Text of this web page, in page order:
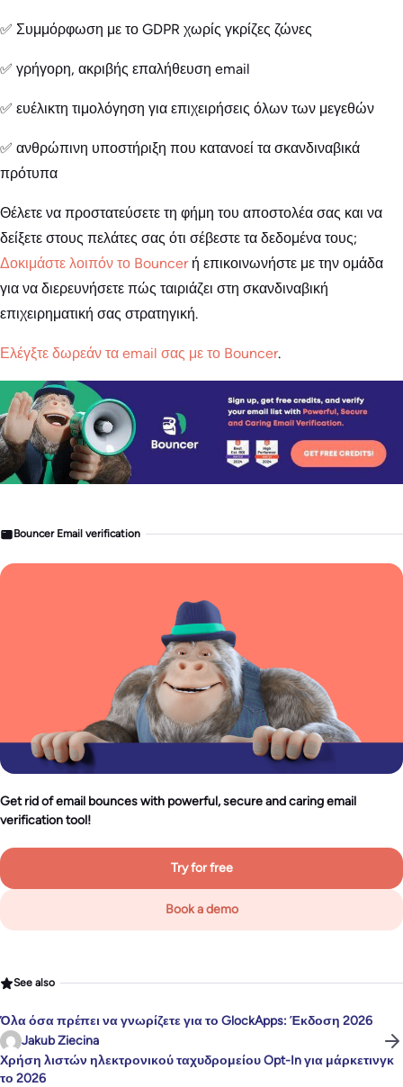
✅ Συμμόρφωση με το GDPR χωρίς γκρίζες ζώνες
✅ γρήγορη, ακριβής επαλήθευση email
✅ ευέλικτη τιμολόγηση για επιχειρήσεις όλων των μεγεθών
✅ ανθρώπινη υποστήριξη που κατανοεί τα σκανδιναβικά
πρότυπα
Θέλετε να προστατεύσετε τη φήμη του αποστολέα σας και να
δείξετε στους πελάτες σας ότι σέβεστε τα δεδομένα τους;
Δοκιμάστε λοιπόν το Bouncerή επικοινωνήστε με την ομάδα
για να διερευνήσετε πώς ταιριάζει στη σκανδιναβική
επιχειρηματική σας στρατηγική.
Ελέγξτε δωρεάν τα email σας με το Bouncer.
Bouncer Email verification
Get rid of email bounces with powerful, secure and caring email
verification tool!
Try for free
Book a demo
See also
Όλα όσα πρέπει να γνωρίζετε για το GlockApps: Έκδοση 2026
Jakub Ziecina
Χρήση λιστών ηλεκτρονικού ταχυδρομείου Opt-In για μάρκετινγκ
το 2026